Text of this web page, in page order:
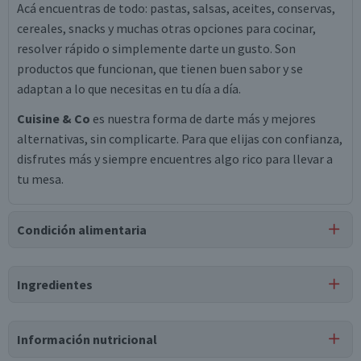
Acá encuentras de todo: pastas, salsas, aceites, conservas,
cereales, snacks y muchas otras opciones para cocinar,
resolver rápido o simplemente darte un gusto. Son
productos que funcionan, que tienen buen sabor y se
adaptan a lo que necesitas en tu día a día.
Cuisine & Co es nuestra forma de darte más y mejores
alternativas, sin complicarte. Para que elijas con confianza,
disfrutes más y siempre encuentres algo rico para llevar a
tu mesa.
Condición alimentaria
Ingredientes
Información nutricional